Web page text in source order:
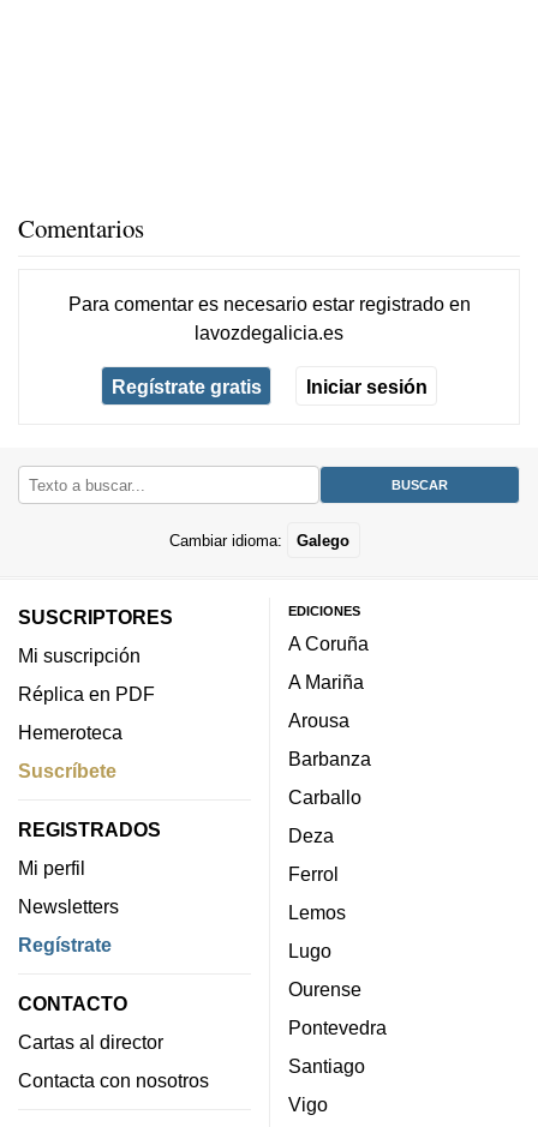
Comentarios
Para comentar es necesario estar registradoen
lavozdegalicia.es
Regístrate gratis Iniciar sesión
Cambiar idioma: Galego
SUSCRIPTORES
Mi suscripción
Réplica en PDF
Hemeroteca
Suscríbete
REGISTRADOS
Mi perfil
Newsletters
Regístrate
CONTACTO
Cartas al director
Contacta con nosotros
EDICIONES
A Coruña
A Mariña
Arousa
Barbanza
Carballo
Deza
Ferrol
Lemos
Lugo
Ourense
Pontevedra
Santiago
Vigo